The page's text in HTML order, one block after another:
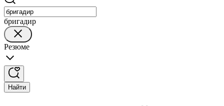
бригадир
Резюме
Найти